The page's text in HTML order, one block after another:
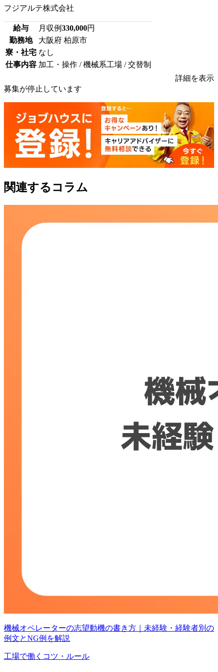
フジアルテ株式会社
給与 月収例330,000円
勤務地
大阪府 柏原市
寮・社宅 なし
仕事内容 加工・操作 / 機械系工場 / 交替制
詳細を表示
募集が停止しています
関連するコラム
機械オペレーターの志望動機の書き方｜未経験・経験者別の
例文とNG例を解説
工場で働くコツ・ルール